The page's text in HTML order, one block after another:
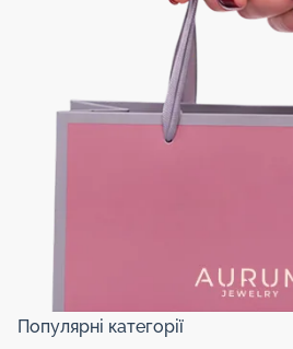
Популярні категорії